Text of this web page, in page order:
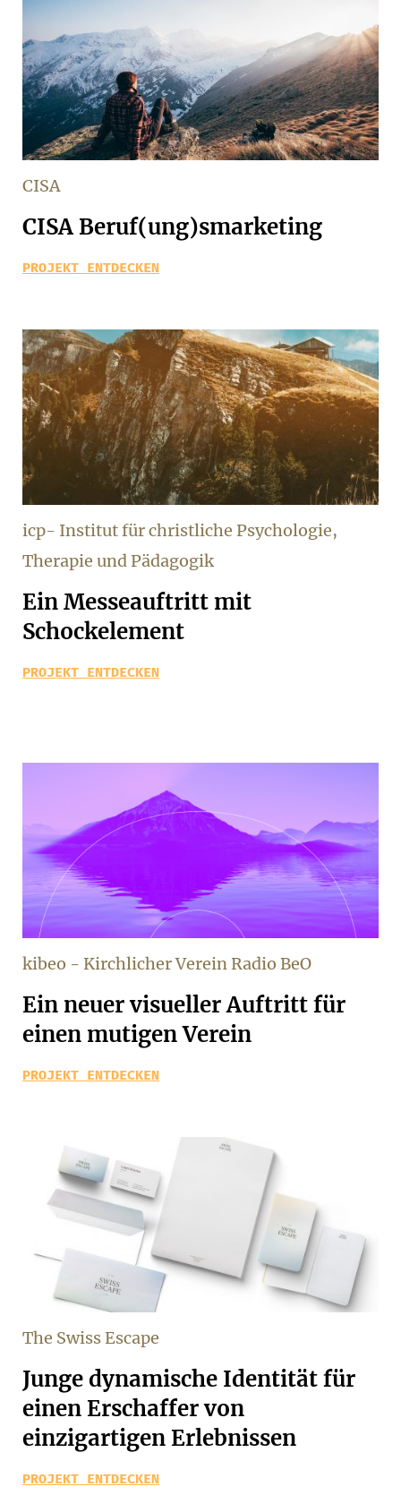
CISA
CISA Beruf(ung)smarketing
PROJEKT ENTDECKEN
icp- Institut für christliche Psychologie,
Therapie und Pädagogik
Ein Messeauftritt mit
Schockelement
PROJEKT ENTDECKEN
kibeo - Kirchlicher Verein Radio BeO
Ein neuer visueller Auftritt für
einen mutigen Verein
PROJEKT ENTDECKEN
The Swiss Escape
Junge dynamische Identität für
einen Erschaffer von
einzigartigen Erlebnissen
PROJEKT ENTDECKEN